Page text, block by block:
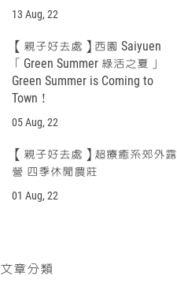
13 Aug, 22
【親子好去處】西園 Saiyuen
「Green Summer 綠活之夏」
Green Summer is Coming to
Town！
05 Aug, 22
【親子好去處】超療癒系郊外露
營 四季休閒農莊
01 Aug, 22
文章分類